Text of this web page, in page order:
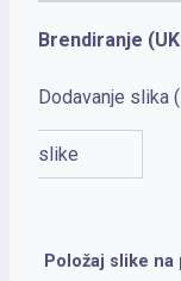
Brendiranje
Dodavanje slika
slike
Položaj slike na